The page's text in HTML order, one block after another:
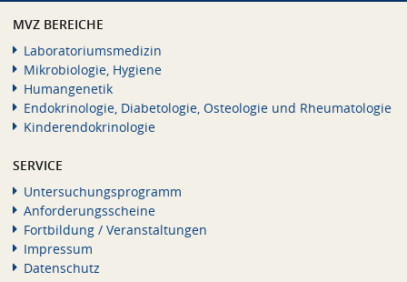
MVZ BEREICHE
Laboratoriumsmedizin
Mikrobiologie, Hygiene
Humangenetik
Endokrinologie, Diabetologie, Osteologie und Rheumatologie
Kinderendokrinologie
SERVICE
Untersuchungsprogramm
Anforderungsscheine
Fortbildung / Veranstaltungen
Impressum
Datenschutz